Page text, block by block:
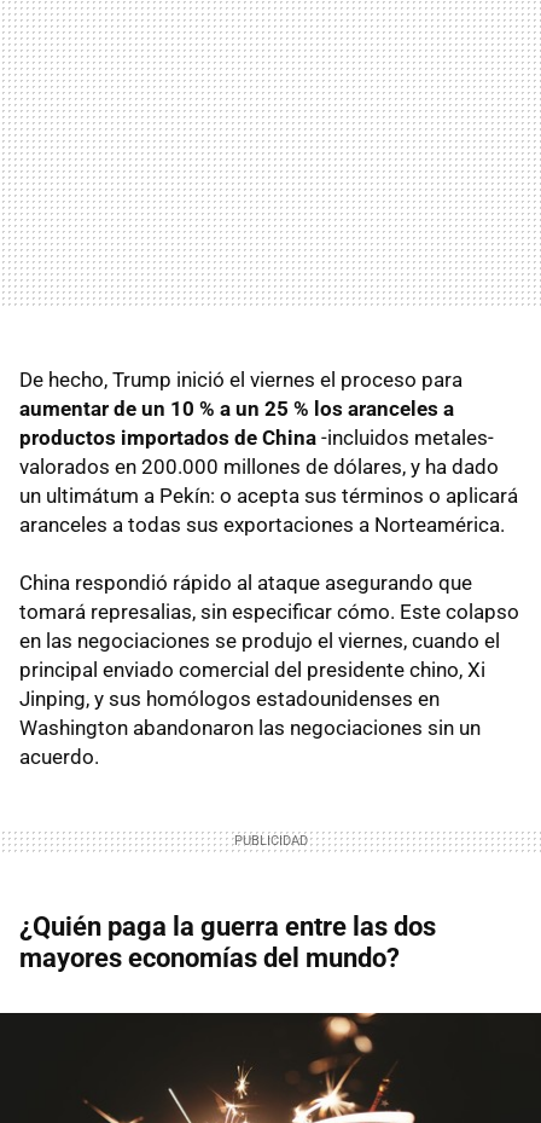
De hecho, Trump inició el viernes el proceso para
aumentar de un 10 % a un 25 % los aranceles a
productos importados de China -incluidos metales-
valorados en 200.000 millones de dólares, y ha dado
un ultimátum a Pekín: o acepta sus términos o aplicará
aranceles a todas sus exportaciones a Norteamérica.
China respondió rápido al ataque asegurando que
tomará represalias, sin especificar cómo. Este colapso
en las negociaciones se produjo el viernes, cuando el
principal enviado comercial del presidente chino, Xi
Jinping, y sus homólogos estadounidenses en
Washington abandonaron las negociaciones sin un
acuerdo.
¿Quién paga la guerra entre las dos
mayores economías del mundo?